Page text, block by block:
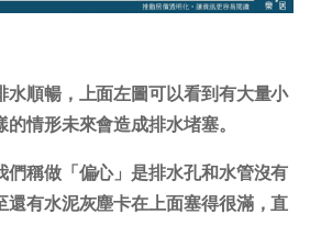
水順暢，上面左圖可以看到有大量小
情形未來會造成排水堵塞。
們稱做「偏心」是排水孔和水管沒有
還有水泥灰塵卡在上面塞得很滿，直